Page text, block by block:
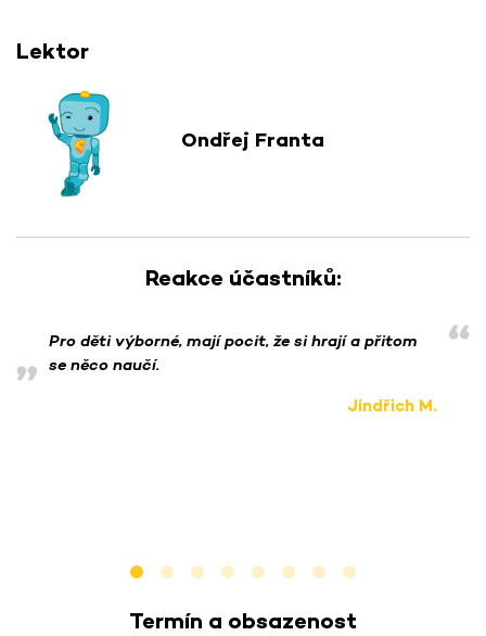
Lektor
Ondřej Franta
Reakce účastníků:
Pro děti výborné, mají pocit, že si hrají a přitom
se něco naučí.
Jindřich M.
Termín a obsazenost